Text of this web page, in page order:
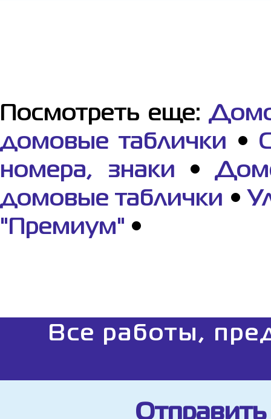
Посмотреть еще:
домовые таблички •
номера, знаки •
домовые таблички •
"Премиум" •
Все работы,
Отправить